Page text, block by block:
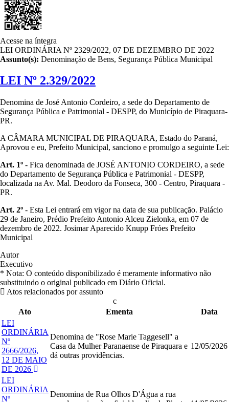
Acesse na íntegra
LEI ORDINÁRIA Nº 2329/2022, 07 DE DEZEMBRO DE 2022
Assunto(s): Denominação de Bens, Segurança Pública Municipal
LEI Nº 2.329/2022
Denomina de José Antonio Cordeiro, a sede do Departamento de
Segurança Pública e Patrimonial - DESPP, do Município de Piraquara-
PR.
A CÂMARA MUNICIPAL DE PIRAQUARA, Estado do Paraná,
Aprovou e eu, Prefeito Municipal, sanciono e promulgo a seguinte Lei:
Art. 1º - Fica denominada de JOSÉ ANTONIO CORDEIRO, a sede
do Departamento de Segurança Pública e Patrimonial - DESPP,
localizada na Av. Mal. Deodoro da Fonseca, 300 - Centro, Piraquara -
PR.
Art. 2º - Esta Lei entrará em vigor na data de sua publicação. Palácio
29 de Janeiro, Prédio Prefeito Antonio Alceu Zielonka, em 07 de
dezembro de 2022. Josimar Aparecido Knupp Fróes Prefeito
Municipal
Autor
Executivo
* Nota: O conteúdo disponibilizado é meramente informativo não
substituindo o original publicado em Diário Oficial.
Atos relacionados por assunto
c
Ato
Ementa
Data
LEI
ORDINÁRIA
Nº
2666/2026,
12 DE MAIO
DE 2026
Denomina de "Rose Marie Taggesell" a
Casa da Mulher Paranaense de Piraquara e
dá outras providências.
12/05/2026
LEI
ORDINÁRIA
Nº
Denomina de Rua Olhos D'Água a rua